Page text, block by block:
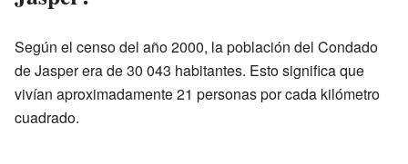
Según el censo del año 2000, la población del Condado
de Jasper era de 30 043 habitantes. Esto significa que
vivían aproximadamente 21 personas por cada kilómetro
cuadrado.